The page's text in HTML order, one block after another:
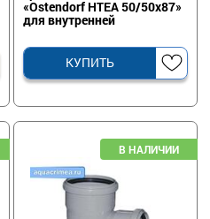
«Ostendorf HTEA 50/50х87»
для внутренней
канализации
КУПИТЬ